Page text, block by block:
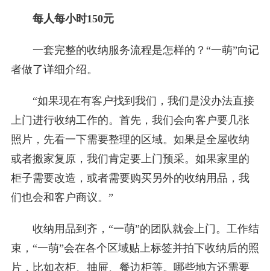
每人每小时150元
一套完整的收纳服务流程是怎样的？“一萌”向记
者做了详细介绍。
“如果现在有客户找到我们，我们是没办法直接
上门进行收纳工作的。首先，我们会向客户要几张
照片，先看一下需要整理的区域。如果是全屋收纳
或者搬家复原，我们肯定要上门预采。如果家里的
柜子需要改造，或者需要购买另外的收纳用品，我
们也会和客户商议。”
收纳用品到齐，“一萌”的团队就会上门。工作结
束，“一萌”会在各个区域贴上标签并拍下收纳后的照
片，比如衣柜、抽屉、餐边柜等。哪些地方还需要